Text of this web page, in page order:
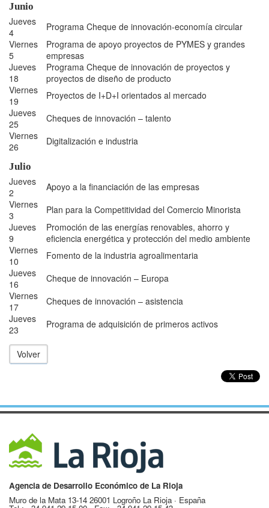
Junio
Jueves
4
Programa Cheque de innovación-economía circular
Viernes
5
Programa de apoyo proyectos de PYMES y grandes
empresas
Jueves
18
Programa Cheque de innovación de proyectos y
proyectos de diseño de producto
Viernes
19
Proyectos de I+D+I orientados al mercado
Jueves
25
Cheques de innovación – talento
Viernes
26
Digitalización e industria
Julio
Jueves
2
Apoyo a la financiación de las empresas
Viernes
3
Plan para la Competitividad del Comercio Minorista
Jueves
9
Promoción de las energías renovables, ahorro y
eficiencia energética y protección del medio ambiente
Viernes
10
Fomento de la industria agroalimentaria
Jueves
16
Cheque de innovación – Europa
Viernes
17
Cheques de innovación – asistencia
Jueves
23
Programa de adquisición de primeros activos
Volver
Agencia de Desarrollo Económico de La Rioja
Muro de la Mata 13-14 26001 Logroño La Rioja · España